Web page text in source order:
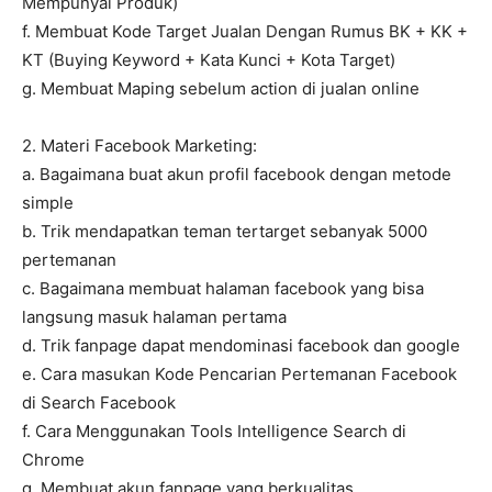
f. Membuat Kode Target Jualan Dengan Rumus BK + KK +
KT (Buying Keyword + Kata Kunci + Kota Target)
g. Membuat Maping sebelum action di jualan online
2. Materi Facebook Marketing:
a. Bagaimana buat akun profil facebook dengan metode
simple
b. Trik mendapatkan teman tertarget sebanyak 5000
pertemanan
c. Bagaimana membuat halaman facebook yang bisa
langsung masuk halaman pertama
d. Trik fanpage dapat mendominasi facebook dan google
e. Cara masukan Kode Pencarian Pertemanan Facebook
di Search Facebook
f. Cara Menggunakan Tools Intelligence Search di
Chrome